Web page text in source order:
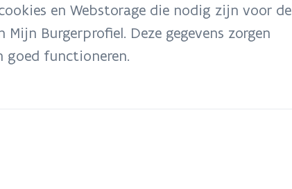
en Webstorage die nodig zijn voor de
Burgerprofiel. Deze gegevens zorgen
goed functioneren.